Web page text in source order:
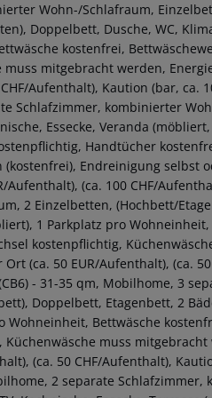
Wohn-/Schlafraum,
Doppelbett, Dusche, WC,
kostenfrei,
mitgebracht werden,
Aufenthalt), Kaution (bar, ca.
Schlafzimmer, kombinierter
Essecke, Veranda
Handtücher
Endreinigung selbst
(ca. 100 CHF/
2 Einzelbetten, (Hochbett/
1 Parkplatz pro
kostenpflichtig,
(ca. 50 EUR/Aufenthalt), (ca.
- 31-35 qm, Mobilhome, 3
Doppelbett, Etagenbett, 2
Wohneinheit, Bettwäsche
muss mitgebracht
(ca. 50 CHF/Aufenthalt),
2 separate Schlafzimmer,